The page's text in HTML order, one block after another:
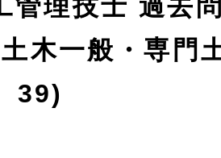
管理技士 過去問
木一般・専門
39)